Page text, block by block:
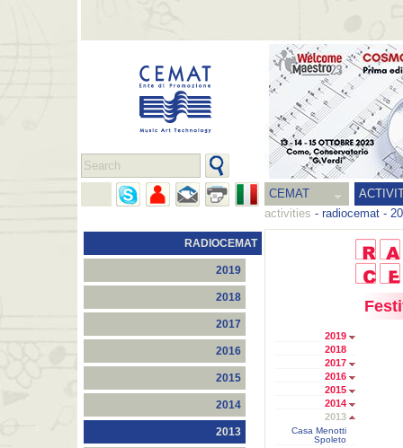
CEMAT
activities - radiocemat -
RADIOCEMAT
2019
2018
2017
2016
2015
2014
2013
2019
2018
2017
2016
2015
2014
2013
Casa Menotti
Spoleto